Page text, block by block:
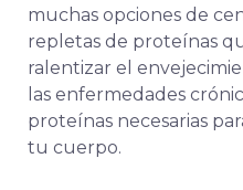
muchas opciones de
repletas de proteínas
ralentizar el
las enfermedades
proteínas necesarias
tu cuerpo.